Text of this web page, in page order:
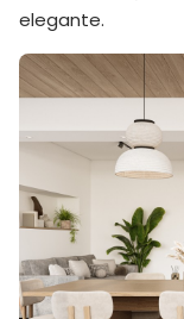
elegante.